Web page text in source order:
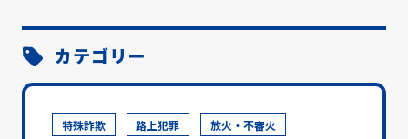
カテゴリー
特殊詐欺 路上犯罪 放火・不審火